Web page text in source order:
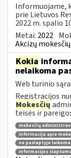
Informuojame,
prie Lietuvos
2022 m. spalio
Metai: 2022
Akcizų
Kokia
nelaikoma
Web turinio
Registracijos
Mokesčių
teisės ir
mokesčių
informacija apie
ne paslaptyje
informacijos